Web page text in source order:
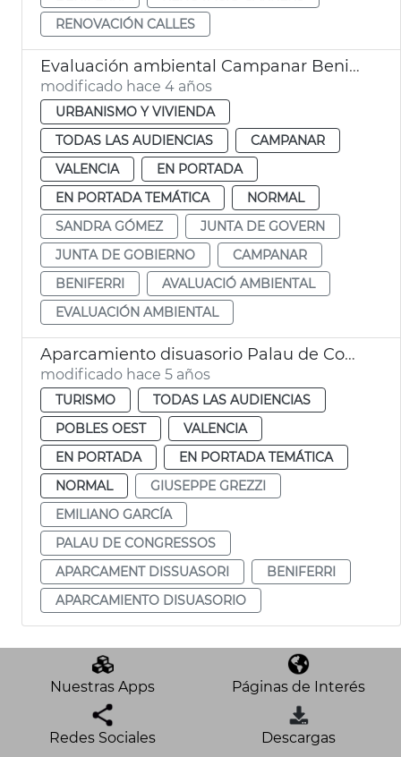
RENOVACIÓN CALLES
Evaluación ambiental Campanar Beniferri
modificado hace 4 años
URBANISMO Y VIVIENDA
TODAS LAS AUDIENCIAS
CAMPANAR
VALENCIA
EN PORTADA
EN PORTADA TEMÁTICA
NORMAL
SANDRA GÓMEZ
JUNTA DE GOVERN
JUNTA DE GOBIERNO
CAMPANAR
BENIFERRI
AVALUACIÓ AMBIENTAL
EVALUACIÓN AMBIENTAL
Aparcamiento disuasorio Palau de Congressos
modificado hace 5 años
TURISMO
TODAS LAS AUDIENCIAS
POBLES OEST
VALENCIA
EN PORTADA
EN PORTADA TEMÁTICA
NORMAL
GIUSEPPE GREZZI
EMILIANO GARCÍA
PALAU DE CONGRESSOS
APARCAMENT DISSUASORI
BENIFERRI
APARCAMIENTO DISUASORIO
Nuestras Apps Páginas de Interés
Redes Sociales Descargas